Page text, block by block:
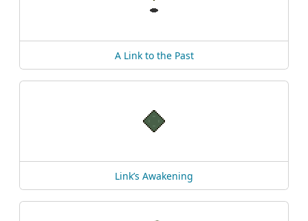
A Link to the Past
Link’s Awakening